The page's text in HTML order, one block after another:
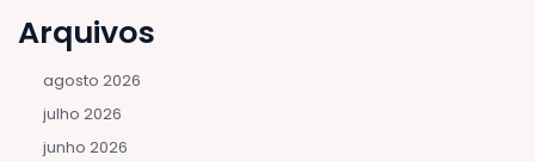
Arquivos
agosto 2026
julho 2026
junho 2026